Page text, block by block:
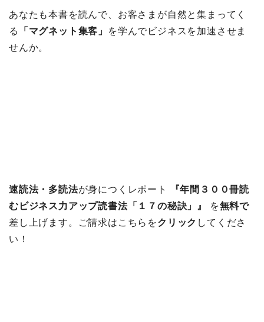
あなたも本書を読んで、お客さまが自然と集まってく
る
「マグネット集客」
を学んでビジネスを加速させま
せんか。
速読法・多読法が身につくレポート
『年間３００冊読
むビジネス力アップ読書法「１７の秘訣」』
を無料で
差し上げます。ご請求はこちらをクリック してくださ
い！